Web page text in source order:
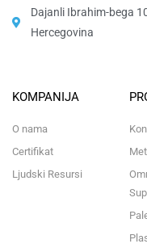
Dajanli Ibrahim-bega
Hercegovina​
KOMPANIJA
O nama
Certifikat
Ljudski Resursi